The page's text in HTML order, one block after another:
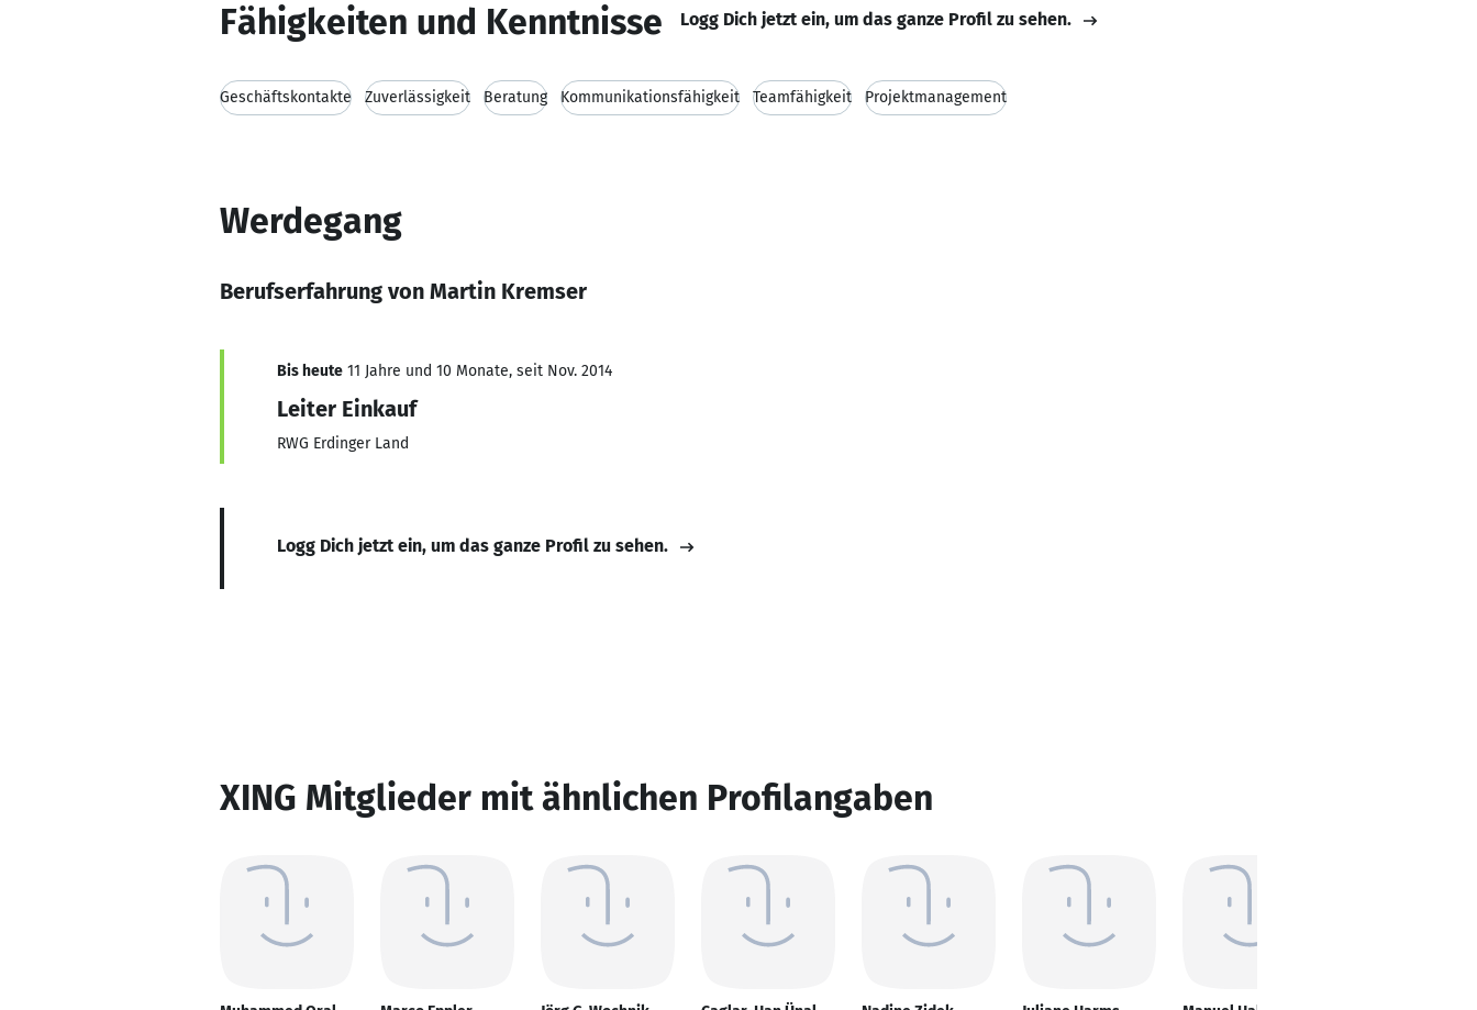
Fähigkeiten und Kenntnisse Logg Dich jetzt ein, um das ganze Profil zu sehen.
Geschäftskontakte Zuverlässigkeit Beratung Kommunikationsfähigkeit Teamfähigkeit Projektmanagement
Werdegang
Berufserfahrung von Martin Kremser
Bis heute 11 Jahre und 10 Monate, seit Nov. 2014
Leiter Einkauf
RWG Erdinger Land
Logg Dich jetzt ein, um das ganze Profil zu sehen.
XING Mitglieder mit ähnlichen Profilangaben